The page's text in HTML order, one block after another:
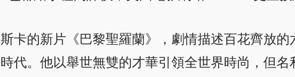
卡的新片《巴黎聖羅蘭》，劇情描述百花齊放
代。他以舉世無雙的才華引領全世界時尚，但